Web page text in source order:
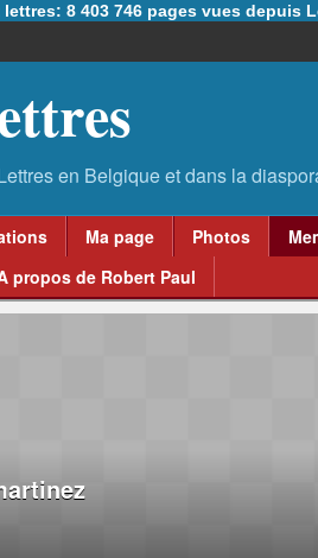
8 403 746 pages vues depuis
Ma page Photos
propos de Robert Paul